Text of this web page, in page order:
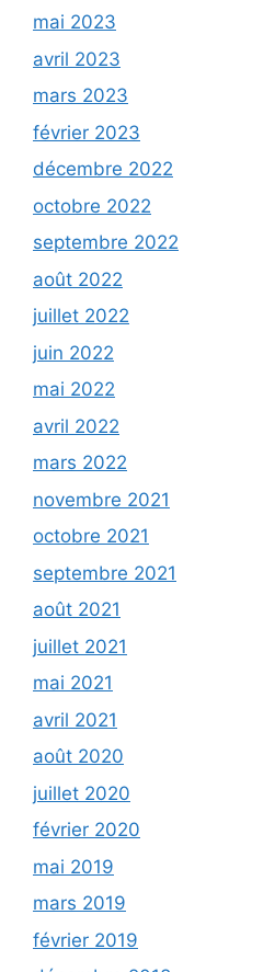
mai 2023
avril 2023
mars 2023
février 2023
décembre 2022
octobre 2022
septembre 2022
août 2022
juillet 2022
juin 2022
mai 2022
avril 2022
mars 2022
novembre 2021
octobre 2021
septembre 2021
août 2021
juillet 2021
mai 2021
avril 2021
août 2020
juillet 2020
février 2020
mai 2019
mars 2019
février 2019